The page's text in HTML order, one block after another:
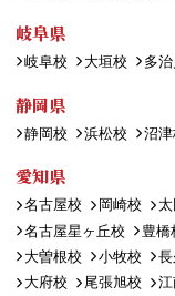
岐阜県
岐阜校 大垣校 多
静岡県
静岡校 浜松校 沼津
愛知県
名古屋校 岡崎校
名古屋星ヶ丘校
豊橋
大曽根校
小牧校
大府校
尾張旭校 江